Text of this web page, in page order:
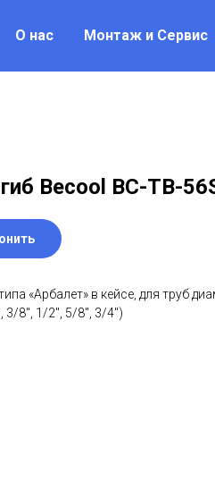
О нас Монтаж и Сервис
Becool ВС-TB-
«Арбалет» в кейсе, для труб
3/8", 1/2", 5/8", 3/4")